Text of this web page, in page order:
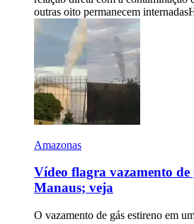
outras oito permanecem internadas
Amazonas
Vídeo flagra vazamento de
Manaus; veja
O vazamento de gás estireno em